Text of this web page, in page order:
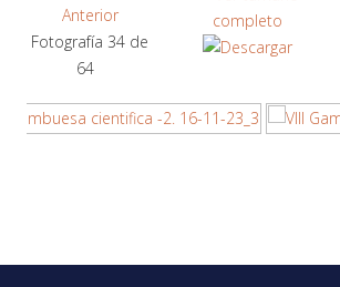
Anterior
Fotografía 34 de
64